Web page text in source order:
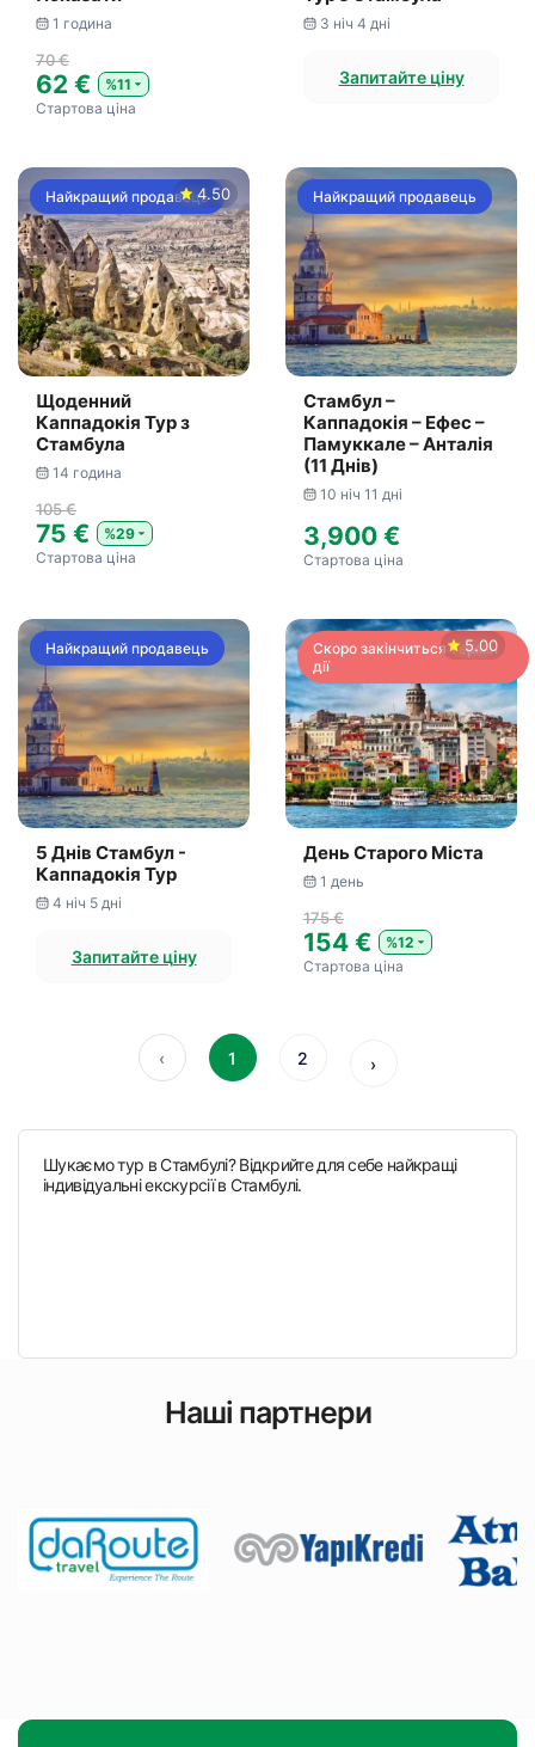
1 година
70 €
62 €
%11
Стартова ціна
3 ніч 4 дні
Запитайте ціну
Найкращий продавець4.50
Щоденний
Каппадокія Тур з
Стамбула
14 година
105 €
75 €
%29
Стартова ціна
Найкращий продавець
Стамбул –
Каппадокія – Ефес –
Памуккале – Анталія
(11 Днів)
10 ніч 11 дні
3,900 €
Стартова ціна
Найкращий продавець
5 Днів Стамбул -
Каппадокія Тур
4 ніч 5 дні
Запитайте ціну
Скоро закінчиться термін
дії
5.00
День Старого Міста
1 день
175 €
154 €
%12
Стартова ціна
‹ 1 2 ›
Шукаємо тур в Стамбулі? Відкрийте для себе найкращі
індивідуальні екскурсії в Стамбулі.
Наші партнери